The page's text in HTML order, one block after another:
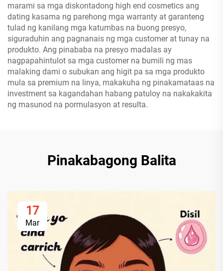
marami sa mga diskontadong high end cosmetics ang
dating kasama ng parehong mga warranty at garanteng
tulad ng kanilang mga katumbas na buong presyo,
siguraduhin ang pagnanais ng mga customer at tunay na
produkto. Ang pinababa na presyo madalas ay
nagpapahintulot sa mga customer na bumili ng mas
malaking dami o subukan ang higit pa sa mga produkto
mula sa premium na linya, makakuha ng pinakamataas na
investment sa kagandahan habang patuloy na nakakakita
ng masunod na pormulasyon at resulta.
Pinakabagong Balita
17
Mar